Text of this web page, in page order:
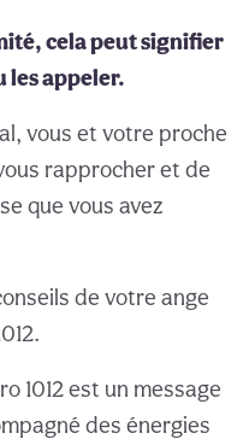
cela peut signifier
les appeler.
vous et votre proche
rapprocher et de
que vous avez
de votre ange
1012 est un message
des énergies